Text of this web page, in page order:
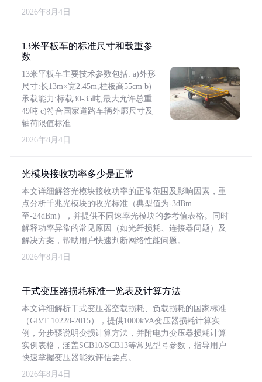
2026年8月4日
13米平板车的标准尺寸和载重参
数
13米平板车主要技术参数包括: a)外形
尺寸:长13m×宽2.45m,栏板高55cm b)
承载能力:标载30-35吨,最大允许总重
49吨 c)符合国家道路车辆外廓尺寸及
轴荷限值标准
2026年8月4日
光模块接收功率多少是正常
本文详细解答光模块接收功率的正常范围及影响因素，重
点分析千兆光模块的收光标准（典型值为-3dBm
至-24dBm），并提供不同速率光模块的参考值表格。同时
解释功率异常的常见原因（如光纤损耗、连接器问题）及
解决方案，帮助用户快速判断网络性能问题。
2026年8月4日
干式变压器损耗标准一览表及计算方法
本文详细解析干式变压器空载损耗、负载损耗的国家标准
（GB/T 10228-2015），提供1000kVA变压器损耗计算实
例，分步骤说明变损计算方法，并附电力变压器损耗计算
实例表格，涵盖SCB10/SCB13等常见型号参数，指导用户
快速掌握变压器能效评估要点。
2026年8月4日